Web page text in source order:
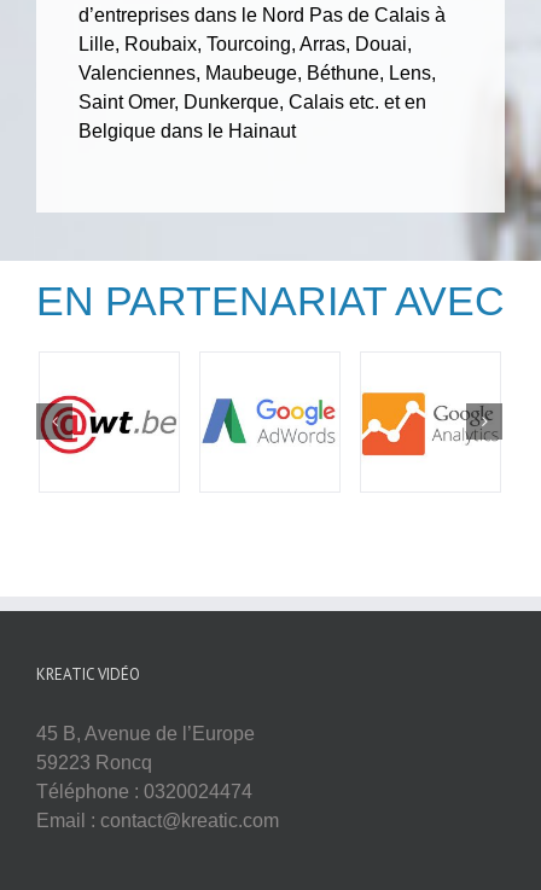
d’entreprises dans le Nord Pas de Calais à
Lille, Roubaix, Tourcoing, Arras, Douai,
Valenciennes, Maubeuge, Béthune, Lens,
Saint Omer, Dunkerque, Calais etc. et en
Belgique dans le Hainaut
EN PARTENARIAT AVEC
KREATIC VIDÉO
45 B, Avenue de l’Europe
59223 Roncq
Téléphone : 0320024474
Email : contact@kreatic.com